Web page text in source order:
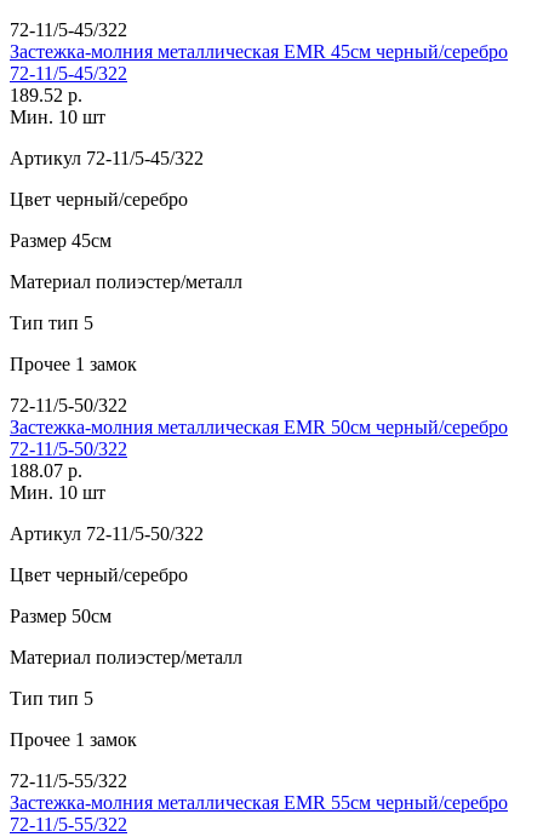
72-11/5-45/322
Застежка-молния металлическая EMR 45см черный/серебро
72-11/5-45/322
189.52 р.
Мин. 10 шт
Артикул 72-11/5-45/322
Цвет черный/серебро
Размер 45см
Материал полиэстер/металл
Тип тип 5
Прочее 1 замок
72-11/5-50/322
Застежка-молния металлическая EMR 50см черный/серебро
72-11/5-50/322
188.07 р.
Мин. 10 шт
Артикул 72-11/5-50/322
Цвет черный/серебро
Размер 50см
Материал полиэстер/металл
Тип тип 5
Прочее 1 замок
72-11/5-55/322
Застежка-молния металлическая EMR 55см черный/серебро
72-11/5-55/322